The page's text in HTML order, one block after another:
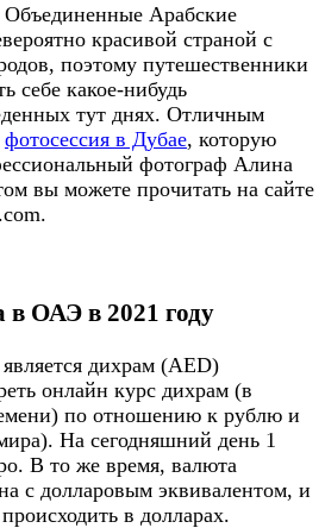
Объединенные Арабские
красивой страной с
поэтому путешественники
себе какое-нибудь
тут днях. Отличным
фотосессия в Дубае, которую
фотограф Алина
вы можете прочитать на сайте
в ОАЭ в 2021 году
дихрам (AED)
онлайн курс дихрам (в
по отношению к рублю и
На сегодняшний день 1
В то же время, валюта
с долларовым эквивалентом, и
в долларах.